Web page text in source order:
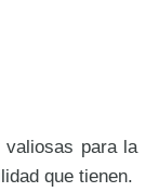
valiosas para la
que tienen.